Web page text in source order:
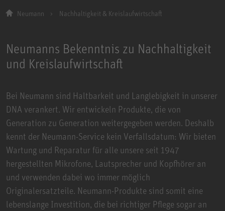
Neumann Nachhaltigkeit & Kreislaufwirtschaft
Neumanns Bekenntnis zu Nachhaltigkeit
und Kreislaufwirtschaft
Bei Neumann sind Haltbarkeit und Langlebigkeit in unserer
DNA verankert. Wir entwickeln Produkte, die von
Generation zu Generation weitergegeben werden. Deshalb
kennt der Neumann-Service kein Verfallsdatum: Wir bieten
Wartung und Reparatur für alle unsere seit 1947
hergestellten Mikrofone, Lautsprecher und Kopfhörer an
und verwenden dabei wo immer möglich
Originalersatzteile. Neumann-Produkte sind somit eine
lebenslange Investition, die bei richtiger Pflege sogar an